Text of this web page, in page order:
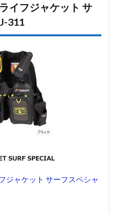
イフジャケット サ
311
ジャケット サーフスペシャ